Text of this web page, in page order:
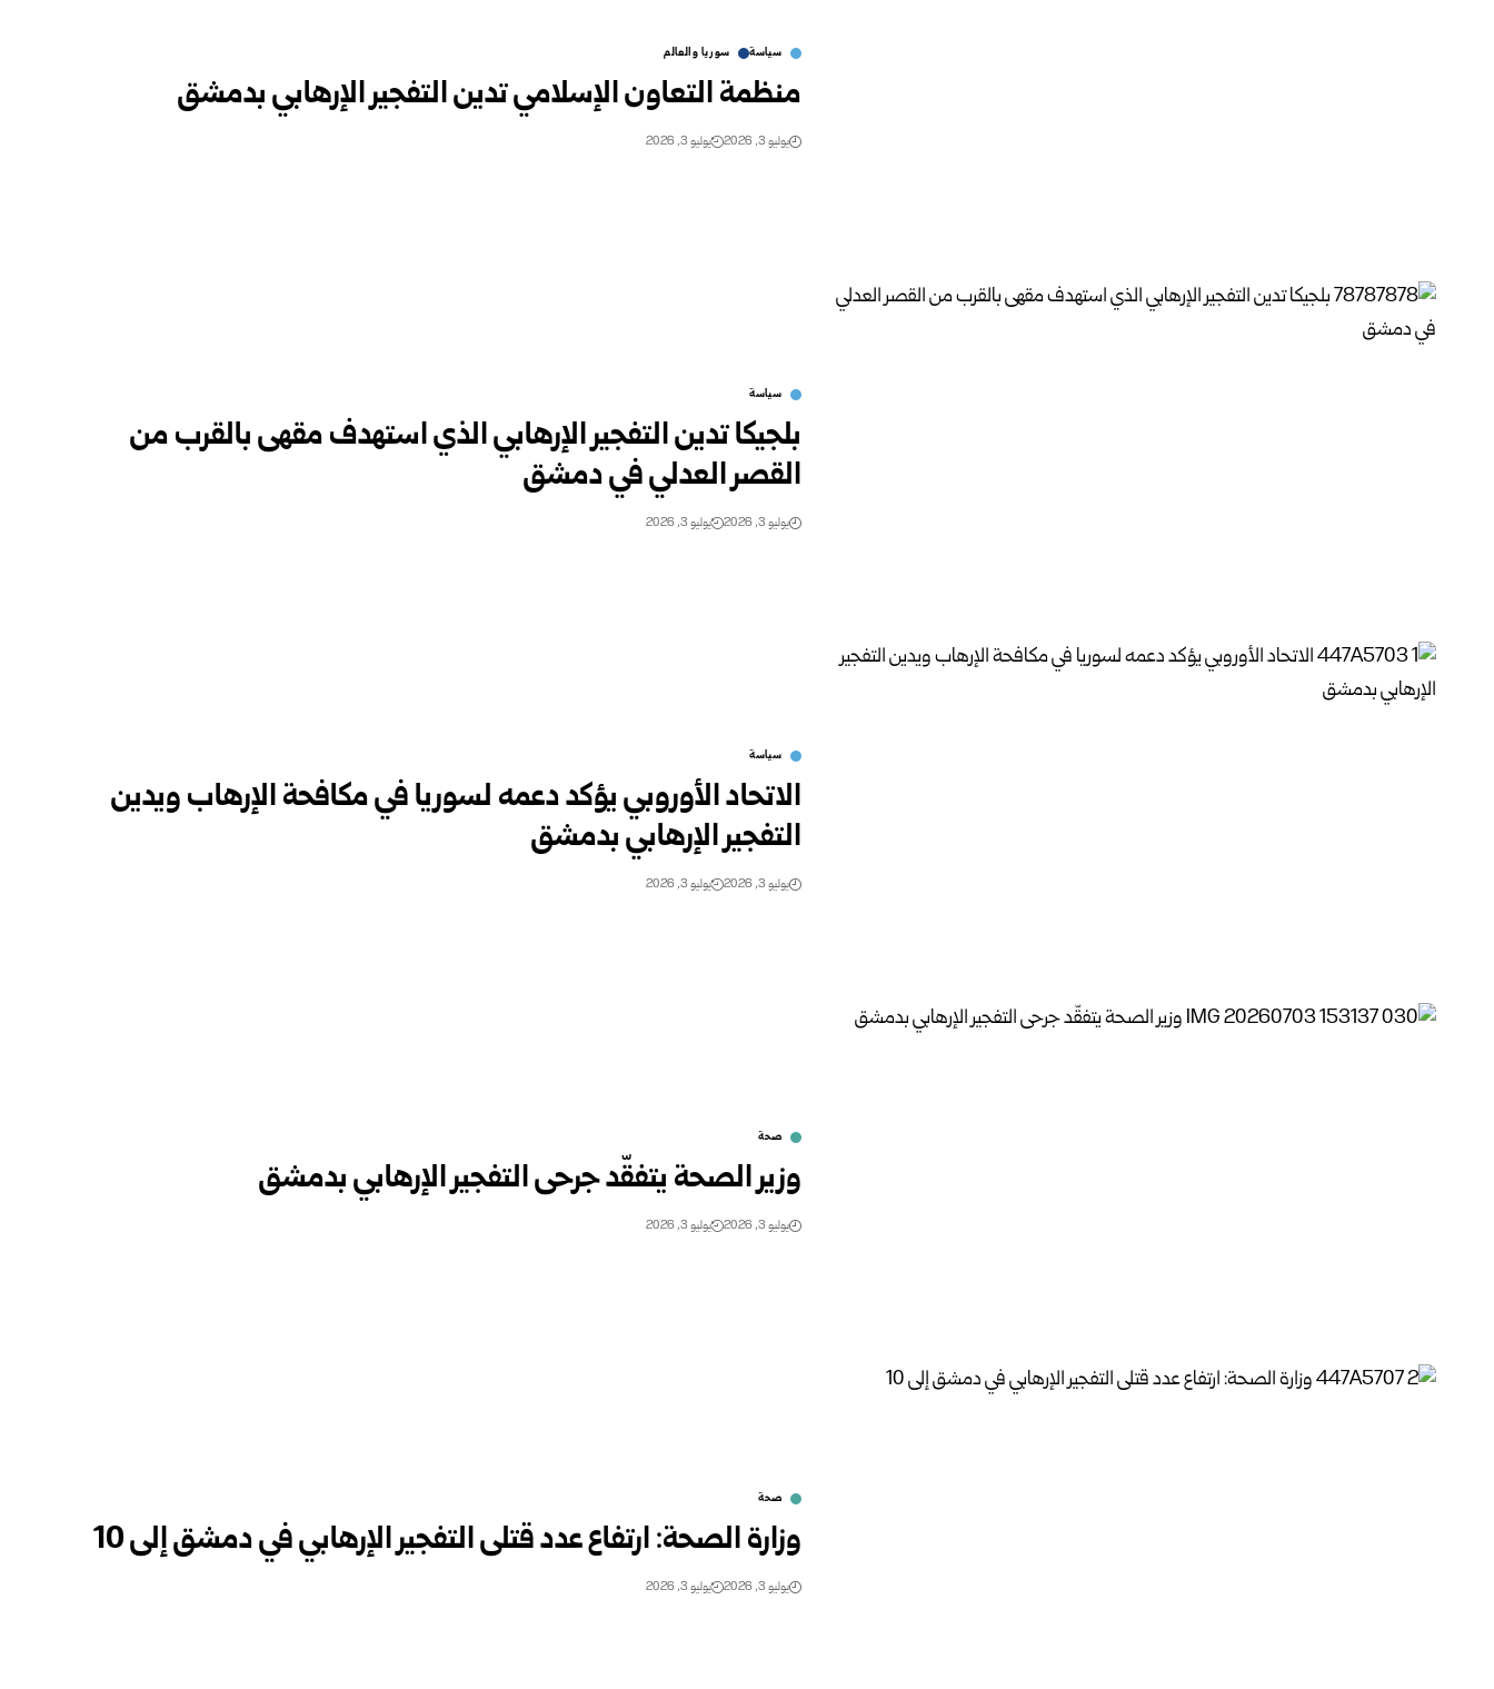
سياسة سوريا والعالم
منظمة التعاون الإسلامي تدين التفجير الإرهابي بدمشق
يوليو 3, 2026 يوليو 3, 2026
سياسة
بلجيكا تدين التفجير الإرهابي الذي استهدف مقهى بالقرب من
القصر العدلي في دمشق
يوليو 3, 2026 يوليو 3, 2026
سياسة
الاتحاد الأوروبي يؤكد دعمه لسوريا في مكافحة الإرهاب ويدين
التفجير الإرهابي بدمشق
يوليو 3, 2026 يوليو 3, 2026
صحة
وزير الصحة يتفقّد جرحى التفجير الإرهابي بدمشق ‏
يوليو 3, 2026 يوليو 3, 2026
صحة
وزارة الصحة: ارتفاع عدد قتلى التفجير الإرهابي في دمشق إلى 10
يوليو 3, 2026 يوليو 3, 2026